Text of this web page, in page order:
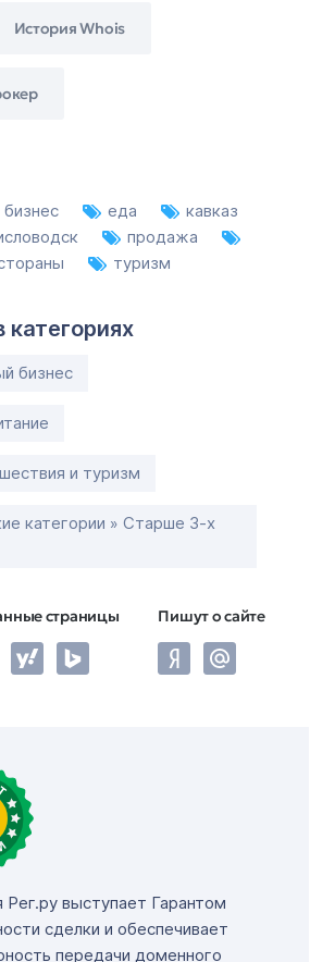
История Whois
бизнес еда
кавказ
продажа
туризм
категориях
бизнес
и туризм
категории » Старше 3-х
страницы Пишут о сайте
Рег.ру выступает Гарантом
сделки и обеспечивает
передачи доменного